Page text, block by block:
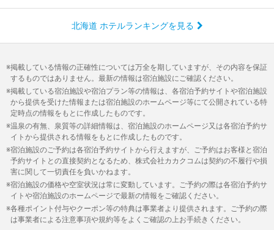
北海道 ホテルランキングを見る
掲載している情報の正確性については万全を期していますが、その内容を保証
するものではありません。最新の情報は宿泊施設にご確認ください。
掲載している宿泊施設や宿泊プラン等の情報は、各宿泊予約サイトや宿泊施設
から提供を受けた情報または宿泊施設のホームページ等にて公開されている特
定時点の情報をもとに作成したものです。
温泉の有無、泉質等の詳細情報は、宿泊施設のホームページ又は各宿泊予約サ
イトから提供される情報をもとに作成したものです。
宿泊施設のご予約は各宿泊予約サイトから行えますが、ご予約はお客様と宿泊
予約サイトとの直接契約となるため、株式会社カカクコムは契約の不履行や損
害に関して一切責任を負いかねます。
宿泊施設の価格や空室状況は常に変動しています。ご予約の際は各宿泊予約サ
イトや宿泊施設のホームページで最新の情報をご確認ください。
各種ポイント付与やクーポン等の特典は事業者より提供されます。ご予約の際
は事業者による注意事項や規約等をよくご確認の上お手続きください。